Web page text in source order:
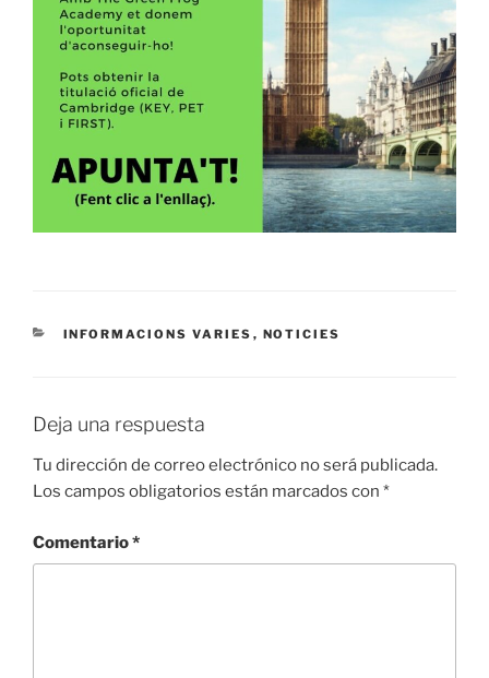
CATEGORÍAS
INFORMACIONS VARIES , NOTICIES
Deja una respuesta
Tu dirección de correo electrónico no será publicada.
Los campos obligatorios están marcados con *
Comentario*